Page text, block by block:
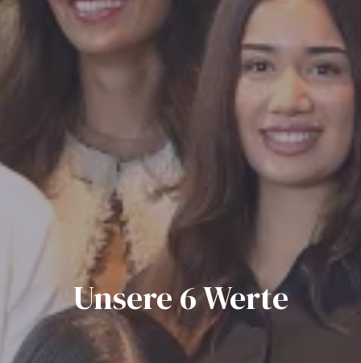
Unsere 6 Werte